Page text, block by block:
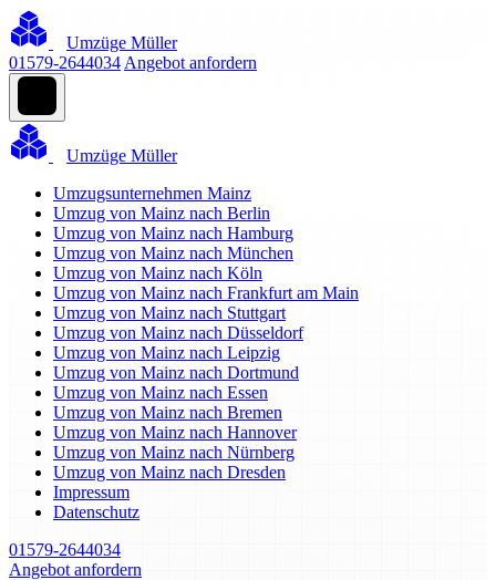
Umzüge Müller
01579-2644034 Angebot anfordern
Umzüge Müller
Umzugsunternehmen Mainz
Umzug von Mainz nach Berlin
Umzug von Mainz nach Hamburg
Umzug von Mainz nach München
Umzug von Mainz nach Köln
Umzug von Mainz nach Frankfurt am Main
Umzug von Mainz nach Stuttgart
Umzug von Mainz nach Düsseldorf
Umzug von Mainz nach Leipzig
Umzug von Mainz nach Dortmund
Umzug von Mainz nach Essen
Umzug von Mainz nach Bremen
Umzug von Mainz nach Hannover
Umzug von Mainz nach Nürnberg
Umzug von Mainz nach Dresden
Impressum
Datenschutz
01579-2644034
Angebot anfordern